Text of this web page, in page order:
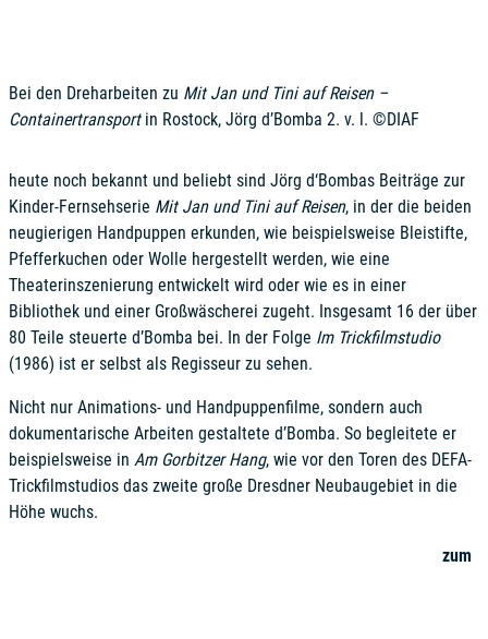
Bei den Dreharbeiten zu Mit Jan und Tini auf Reisen –
Containertransportin Rostock, Jörg d’Bomba 2. v. l. ©DIAF
heute noch bekannt und beliebt sind Jörg d‘Bombas Beiträge zur
Kinder-Fernsehserie Mit Jan und Tini auf Reisen, in der die beiden
neugierigen Handpuppen erkunden, wie beispielsweise Bleistifte,
Pfefferkuchen oder Wolle hergestellt werden, wie eine
Theaterinszenierung entwickelt wird oder wie es in einer
Bibliothek und einer Großwäscherei zugeht. Insgesamt 16 der über
80 Teile steuerte d’Bomba bei. In der Folge Im Trickfilmstudio
(1986) ist er selbst als Regisseur zu sehen.
Nicht nur Animations- und Handpuppenfilme, sondern auch
dokumentarische Arbeiten gestaltete d’Bomba. So begleitete er
beispielsweise in Am Gorbitzer Hang, wie vor den Toren des DEFA-
Trickfilmstudios das zweite große Dresdner Neubaugebiet in die
Höhe wuchs.
zum